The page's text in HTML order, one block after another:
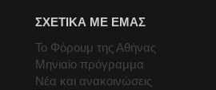
ΣΧΕΤΙΚΑ ΜΕ ΕΜΑΣ
Το Φόρουμ της Αθήνας
Μηνιαίο πρόγραμμα
Νέα και ανακοινώσεις